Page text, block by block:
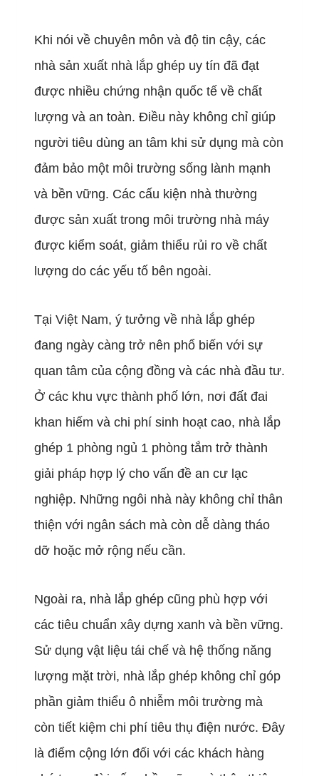
Khi nói về chuyên môn và độ tin cậy, các
nhà sản xuất nhà lắp ghép uy tín đã đạt
được nhiều chứng nhận quốc tế về chất
lượng và an toàn. Điều này không chỉ giúp
người tiêu dùng an tâm khi sử dụng mà còn
đảm bảo một môi trường sống lành mạnh
và bền vững. Các cấu kiện nhà thường
được sản xuất trong môi trường nhà máy
được kiểm soát, giảm thiểu rủi ro về chất
lượng do các yếu tố bên ngoài.
Tại Việt Nam, ý tưởng về nhà lắp ghép
đang ngày càng trở nên phổ biến với sự
quan tâm của cộng đồng và các nhà đầu tư.
Ở các khu vực thành phố lớn, nơi đất đai
khan hiếm và chi phí sinh hoạt cao, nhà lắp
ghép 1 phòng ngủ 1 phòng tắm trở thành
giải pháp hợp lý cho vấn đề an cư lạc
nghiệp. Những ngôi nhà này không chỉ thân
thiện với ngân sách mà còn dễ dàng tháo
dỡ hoặc mở rộng nếu cần.
Ngoài ra, nhà lắp ghép cũng phù hợp với
các tiêu chuẩn xây dựng xanh và bền vững.
Sử dụng vật liệu tái chế và hệ thống năng
lượng mặt trời, nhà lắp ghép không chỉ góp
phần giảm thiểu ô nhiễm môi trường mà
còn tiết kiệm chi phí tiêu thụ điện nước. Đây
là điểm cộng lớn đối với các khách hàng